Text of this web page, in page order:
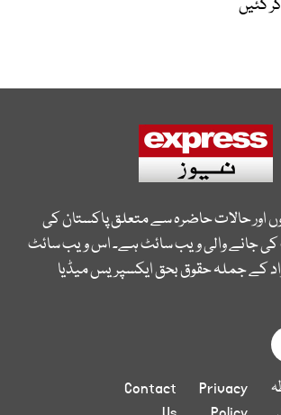
کر گئیں
اور حالات حاضرہ سے متعلق پاکستان کی
جانے والی ویب سائٹ ہے۔ اس ویب سائٹ
کے جملہ حقوق بحق ایکسپریس میڈیا
Privacy
Contact